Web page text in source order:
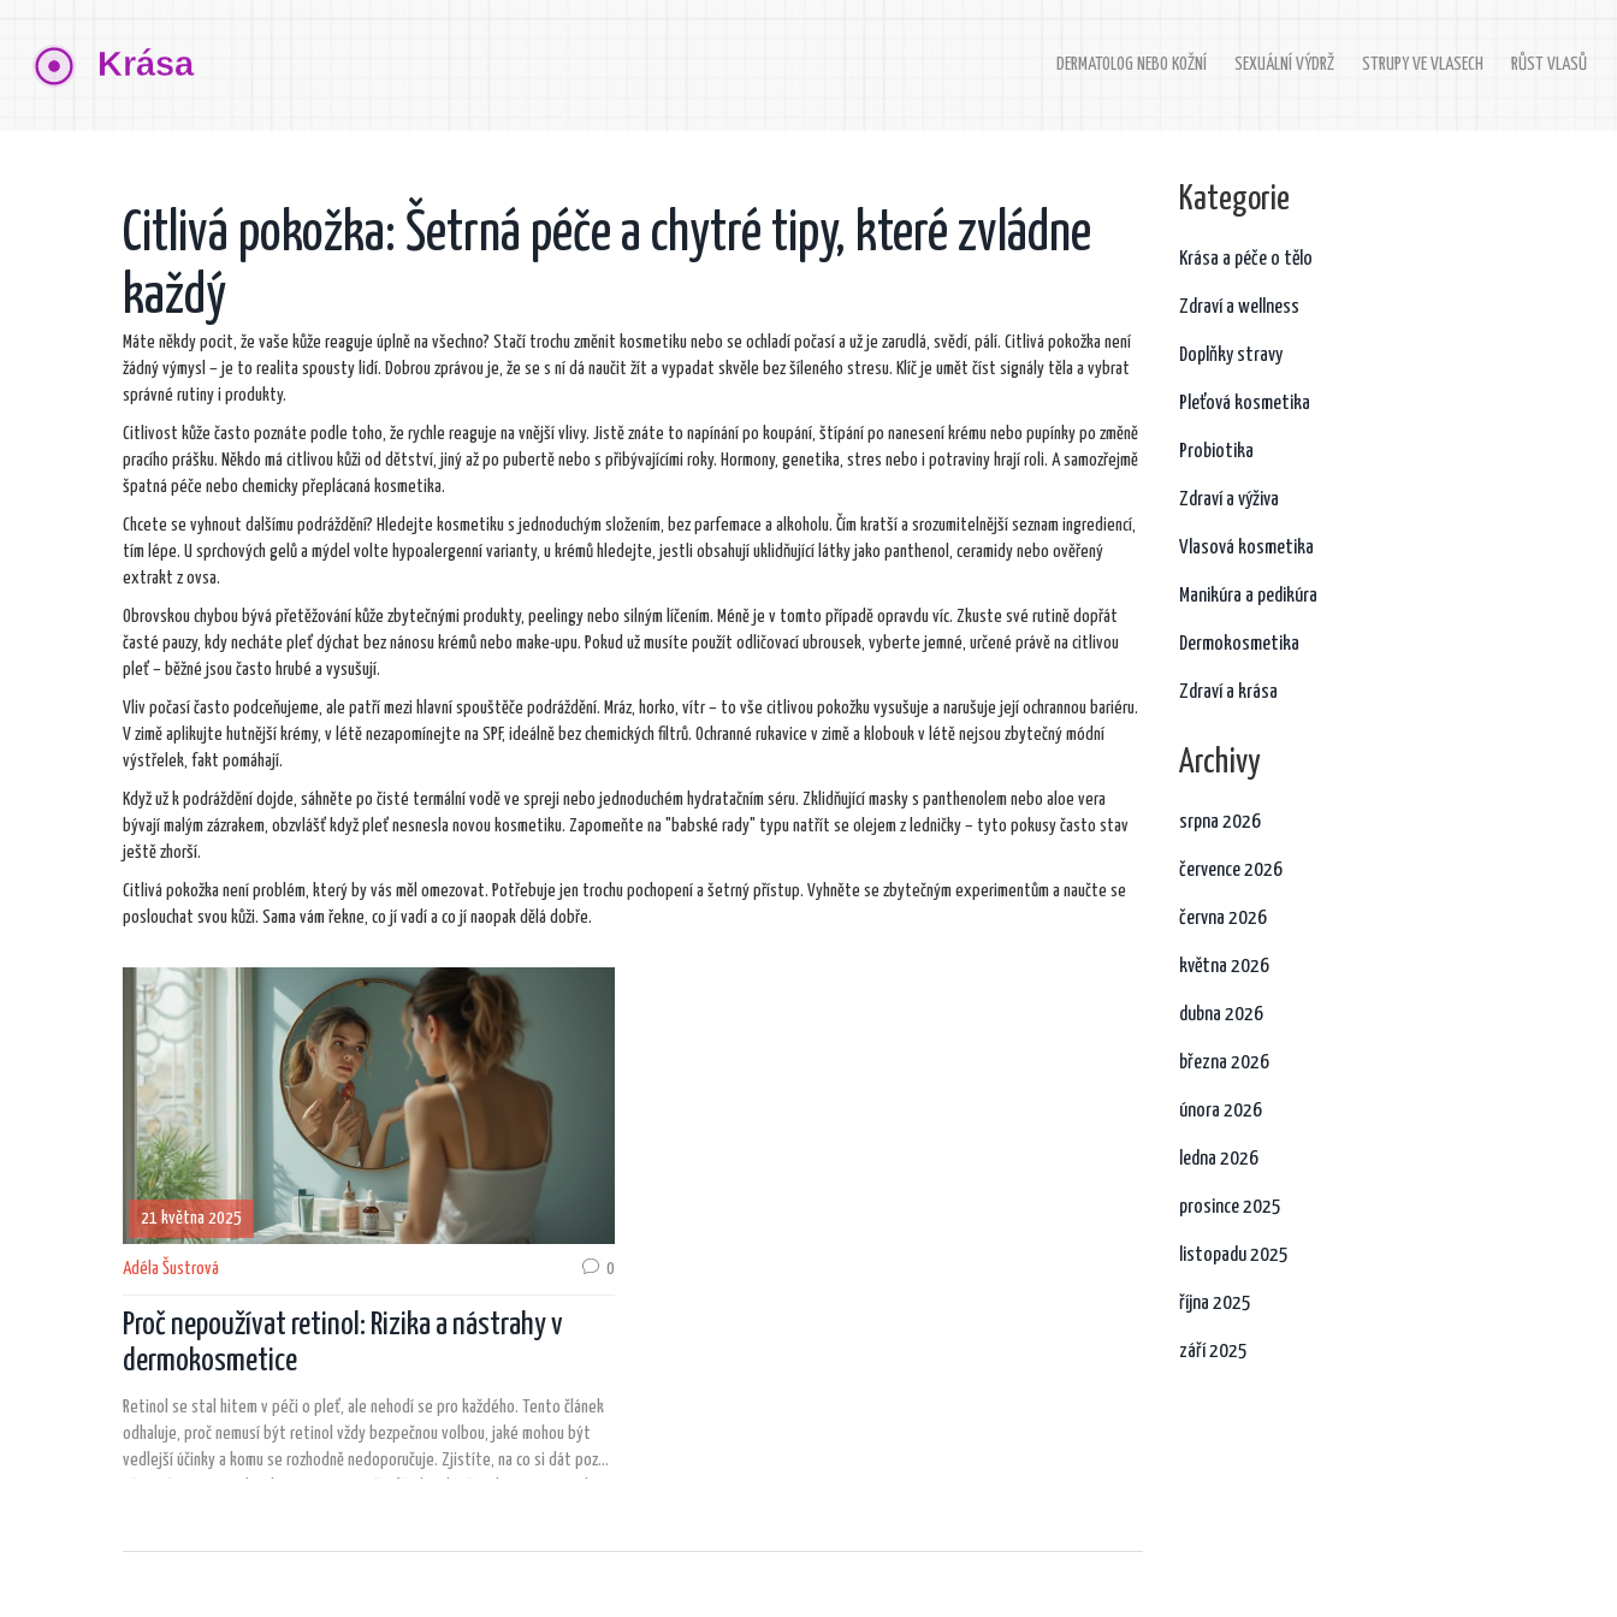
DERMATOLOG NEBO KOŽNÍ SEXUÁLNÍ VÝDRŽ STRUPY VE VLASECH RŮST VLASŮ
Citlivá pokožka: Šetrná péče a chytré tipy, které zvládne
každý
Máte někdy pocit, že vaše kůže reaguje úplně na všechno? Stačí trochu změnit kosmetiku nebo se ochladí počasí a už je zarudlá, svědí, pálí. Citlivá pokožka není
žádný výmysl – je to realita spousty lidí. Dobrou zprávou je, že se s ní dá naučit žít a vypadat skvěle bez šíleného stresu. Klíč je umět číst signály těla a vybrat
správné rutiny i produkty.
Citlivost kůže často poznáte podle toho, že rychle reaguje na vnější vlivy. Jistě znáte to napínání po koupání, štípání po nanesení krému nebo pupínky po změně
pracího prášku. Někdo má citlivou kůži od dětství, jiný až po pubertě nebo s přibývajícími roky. Hormony, genetika, stres nebo i potraviny hrají roli. A samozřejmě
špatná péče nebo chemicky přeplácaná kosmetika.
Chcete se vyhnout dalšímu podráždění? Hledejte kosmetiku s jednoduchým složením, bez parfemace a alkoholu. Čím kratší a srozumitelnější seznam ingrediencí,
tím lépe. U sprchových gelů a mýdel volte hypoalergenní varianty, u krémů hledejte, jestli obsahují uklidňující látky jako panthenol, ceramidy nebo ověřený
extrakt z ovsa.
Obrovskou chybou bývá přetěžování kůže zbytečnými produkty, peelingy nebo silným líčením. Méně je v tomto případě opravdu víc. Zkuste své rutině dopřát
časté pauzy, kdy necháte pleť dýchat bez nánosu krémů nebo make-upu. Pokud už musíte použít odličovací ubrousek, vyberte jemné, určené právě na citlivou
pleť – běžné jsou často hrubé a vysušují.
Vliv počasí často podceňujeme, ale patří mezi hlavní spouštěče podráždění. Mráz, horko, vítr – to vše citlivou pokožku vysušuje a narušuje její ochrannou bariéru.
V zimě aplikujte hutnější krémy, v létě nezapomínejte na SPF, ideálně bez chemických filtrů. Ochranné rukavice v zimě a klobouk v létě nejsou zbytečný módní
výstřelek, fakt pomáhají.
Když už k podráždění dojde, sáhněte po čisté termální vodě ve spreji nebo jednoduchém hydratačním séru. Zklidňující masky s panthenolem nebo aloe vera
bývají malým zázrakem, obzvlášť když pleť nesnesla novou kosmetiku. Zapomeňte na "babské rady" typu natřít se olejem z ledničky – tyto pokusy často stav
ještě zhorší.
Citlivá pokožka není problém, který by vás měl omezovat. Potřebuje jen trochu pochopení a šetrný přístup. Vyhněte se zbytečným experimentům a naučte se
poslouchat svou kůži. Sama vám řekne, co jí vadí a co jí naopak dělá dobře.
21 května 2025
Adéla Šustrová 0
Proč nepoužívat retinol: Rizika a nástrahy v
dermokosmetice
Retinol se stal hitem v péči o pleť, ale nehodí se pro každého. Tento článek
odhaluje, proč nemusí být retinol vždy bezpečnou volbou, jaké mohou být
vedlejší účinky a komu se rozhodně nedoporučuje. Zjistíte, na co si dát pozor
Kategorie
Krása a péče o tělo
Zdraví a wellness
Doplňky stravy
Pleťová kosmetika
Probiotika
Zdraví a výživa
Vlasová kosmetika
Manikúra a pedikúra
Dermokosmetika
Zdraví a krása
Archivy
srpna 2026
července 2026
června 2026
května 2026
dubna 2026
března 2026
února 2026
ledna 2026
prosince 2025
listopadu 2025
října 2025
září 2025